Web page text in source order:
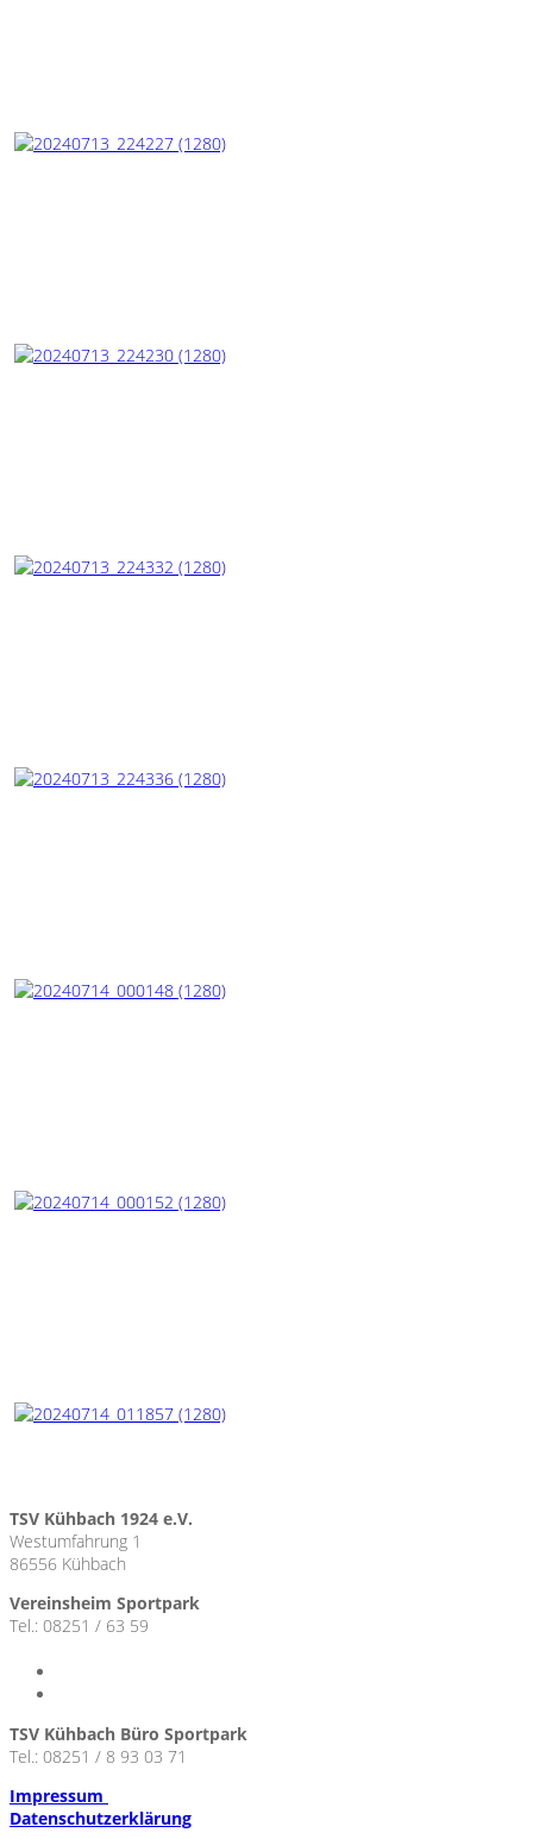
TSV Kühbach 1924 e.V.
Westumfahrung 1
86556 Kühbach
Vereinsheim Sportpark
Tel.: 08251 / 63 59
TSV Kühbach Büro Sportpark
Tel.: 08251 / 8 93 03 71
Impressum
Datenschutzerklärung